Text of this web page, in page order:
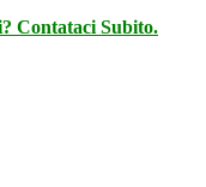
Contataci Subito.